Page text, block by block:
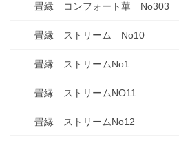
畳縁 コンフォート華 No303
畳縁 ストリーム No10
畳縁 ストリームNo1
畳縁 ストリームNO11
畳縁 ストリームNo12